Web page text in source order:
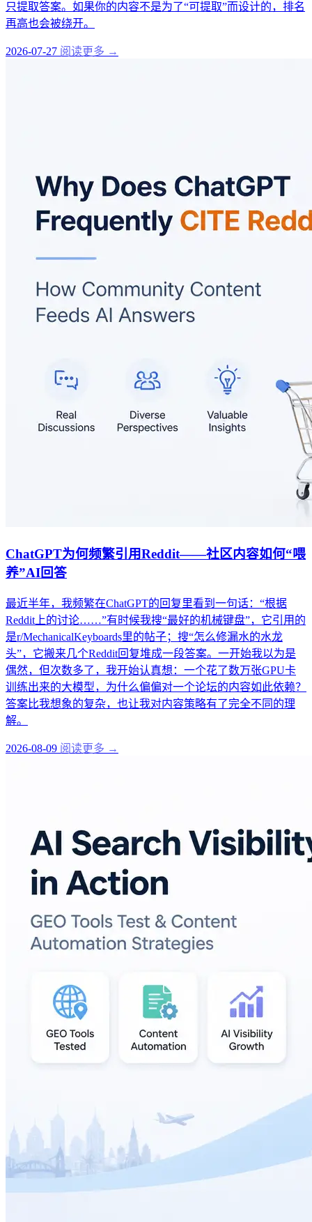
只提取答案。如果你的内容不是为了“可提取”而设计的，排名
再高也会被绕开。
2026-07-27 阅读更多 →
ChatGPT为何频繁引用Reddit——社区内容如何“喂
养”AI回答
最近半年，我频繁在ChatGPT的回复里看到一句话：“根据
Reddit上的讨论……”有时候我搜“最好的机械键盘”，它引用的
是r/MechanicalKeyboards里的帖子；搜“怎么修漏水的水龙
头”，它搬来几个Reddit回复堆成一段答案。一开始我以为是
偶然，但次数多了，我开始认真想：一个花了数万张GPU卡
训练出来的大模型，为什么偏偏对一个论坛的内容如此依赖？
答案比我想象的复杂，也让我对内容策略有了完全不同的理
解。
2026-08-09 阅读更多 →